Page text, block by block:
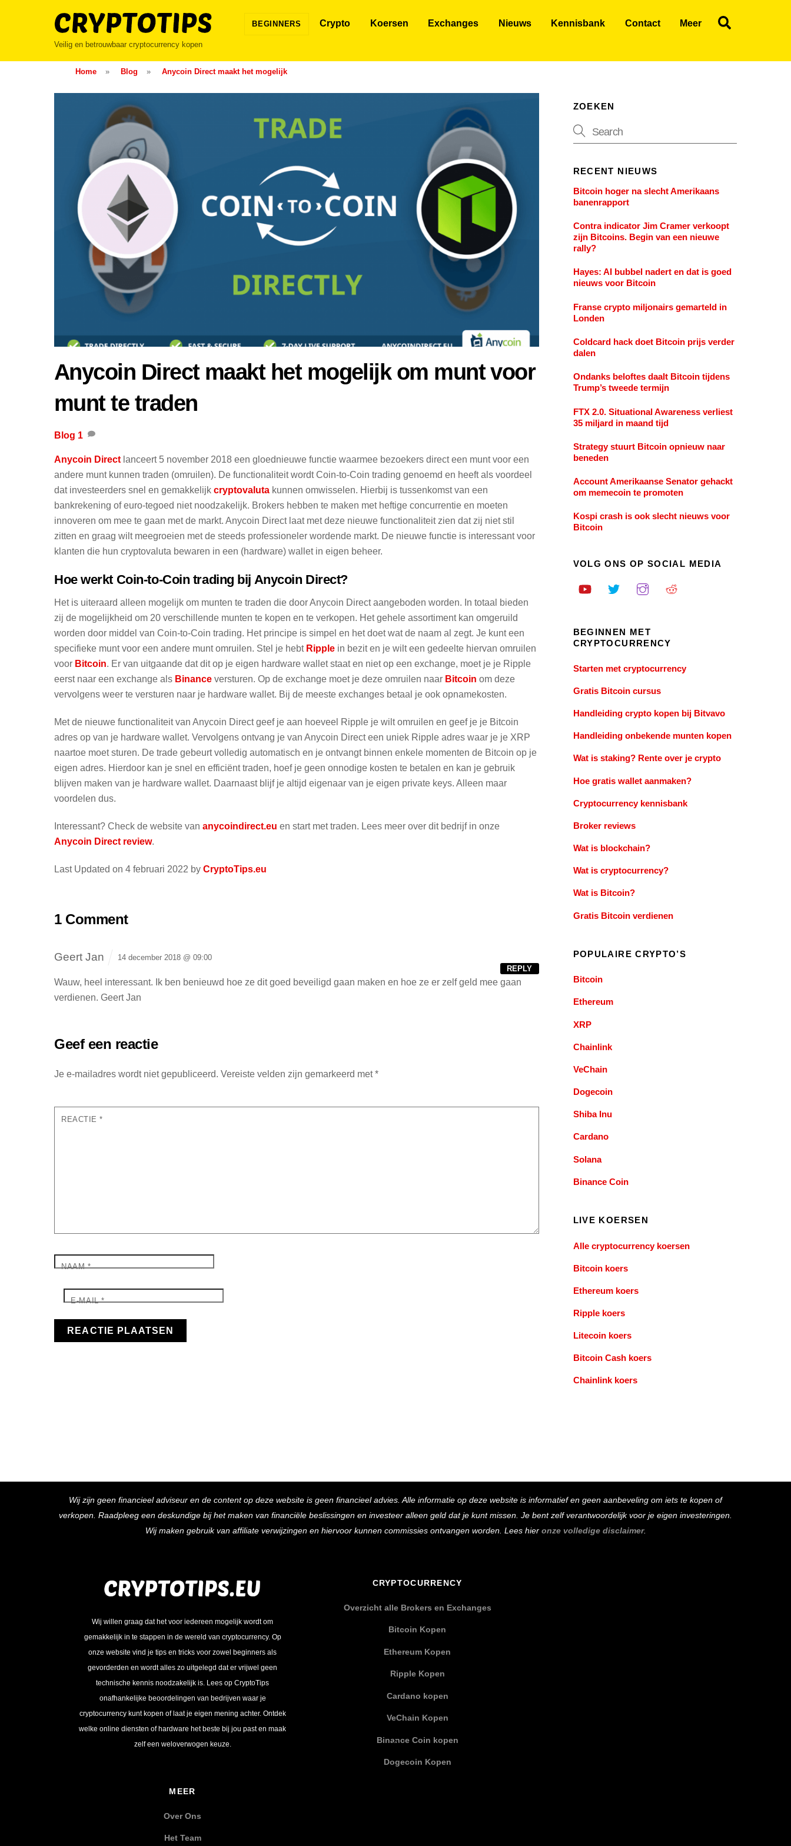
Veilig en betrouwbaar cryptocurrency kopen
BEGINNERS Crypto Koersen Exchanges Nieuws Kennisbank Contact Meer
Home » Blog » Anycoin Direct maakt het mogelijk
Anycoin Direct maakt het mogelijk om munt voor
munt te traden
Blog 1
Last Updated on 4 februari 2022 by CryptoTips.eu
Anycoin Direct lanceert 5 november 2018 een gloednieuwe functie waarmee bezoekers direct een munt voor een
andere munt kunnen traden (omruilen). De functionaliteit wordt Coin-to-Coin trading genoemd en heeft als voordeel
dat investeerders snel en gemakkelijk cryptovaluta kunnen omwisselen. Hierbij is tussenkomst van een
bankrekening of euro-tegoed niet noodzakelijk. Brokers hebben te maken met heftige concurrentie en moeten
innoveren om mee te gaan met de markt. Anycoin Direct laat met deze nieuwe functionaliteit zien dat zij niet stil
zitten en graag wilt meegroeien met de steeds professioneler wordende markt. De nieuwe functie is interessant voor
klanten die hun cryptovaluta bewaren in een (hardware) wallet in eigen beheer.
Hoe werkt Coin-to-Coin trading bij Anycoin Direct?
Het is uiteraard alleen mogelijk om munten te traden die door Anycoin Direct aangeboden worden. In totaal bieden
zij de mogelijkheid om 20 verschillende munten te kopen en te verkopen. Het gehele assortiment kan omgeruild
worden door middel van Coin-to-Coin trading. Het principe is simpel en het doet wat de naam al zegt. Je kunt een
specifieke munt voor een andere munt omruilen. Stel je hebt Ripple in bezit en je wilt een gedeelte hiervan omruilen
voor Bitcoin. Er van uitgaande dat dit op je eigen hardware wallet staat en niet op een exchange, moet je je Ripple
eerst naar een exchange als Binance versturen. Op de exchange moet je deze omruilen naar Bitcoin om deze
vervolgens weer te versturen naar je hardware wallet. Bij de meeste exchanges betaal je ook opnamekosten.
Met de nieuwe functionaliteit van Anycoin Direct geef je aan hoeveel Ripple je wilt omruilen en geef je je Bitcoin
adres op van je hardware wallet. Vervolgens ontvang je van Anycoin Direct een uniek Ripple adres waar je je XRP
naartoe moet sturen. De trade gebeurt volledig automatisch en je ontvangt binnen enkele momenten de Bitcoin op je
eigen adres. Hierdoor kan je snel en efficiënt traden, hoef je geen onnodige kosten te betalen en kan je gebruik
blijven maken van je hardware wallet. Daarnaast blijf je altijd eigenaar van je eigen private keys. Alleen maar
voordelen dus.
Interessant? Check de website van anycoindirect.eu en start met traden. Lees meer over dit bedrijf in onze
Anycoin Direct review.
1 Comment
Geert Jan 14 december 2018 @ 09:00
Wauw, heel interessant. Ik ben benieuwd hoe ze dit goed beveiligd gaan maken en hoe ze er zelf geld mee gaan
verdienen. Geert Jan
REPLY
Geef een reactie
Je e-mailadres wordt niet gepubliceerd. Vereiste velden zijn gemarkeerd met*
REACTIE*
NAAM*
E-MAIL*
ZOEKEN
RECENT NIEUWS
Bitcoin hoger na slecht Amerikaans
banenrapport
Contra indicator Jim Cramer verkoopt
zijn Bitcoins. Begin van een nieuwe
rally?
Hayes: AI bubbel nadert en dat is goed
nieuws voor Bitcoin
Franse crypto miljonairs gemarteld in
Londen
Coldcard hack doet Bitcoin prijs verder
dalen
Ondanks beloftes daalt Bitcoin tijdens
Trump’s tweede termijn
FTX 2.0. Situational Awareness verliest
35 miljard in maand tijd
Strategy stuurt Bitcoin opnieuw naar
beneden
Account Amerikaanse Senator gehackt
om memecoin te promoten
Kospi crash is ook slecht nieuws voor
Bitcoin
VOLG ONS OP SOCIAL MEDIA
BEGINNEN MET
CRYPTOCURRENCY
Starten met cryptocurrency
Gratis Bitcoin cursus
Handleiding crypto kopen bij Bitvavo
Handleiding onbekende munten kopen
Wat is staking? Rente over je crypto
Hoe gratis wallet aanmaken?
Cryptocurrency kennisbank
Broker reviews
Wat is blockchain?
Wat is cryptocurrency?
Wat is Bitcoin?
Gratis Bitcoin verdienen
POPULAIRE CRYPTO’S
Bitcoin
Ethereum
XRP
Chainlink
VeChain
Dogecoin
Shiba Inu
Cardano
Solana
Binance Coin
LIVE KOERSEN
Alle cryptocurrency koersen
Bitcoin koers
Ethereum koers
Ripple koers
Litecoin koers
Bitcoin Cash koers
Chainlink koers
To
Top
Wij zijn geen financieel adviseur en de content op deze website is geen financieel advies. Alle informatie op deze website is informatief en geen aanbeveling om iets te kopen of
verkopen. Raadpleeg een deskundige bij het maken van financiële beslissingen en investeer alleen geld dat je kunt missen. Je bent zelf verantwoordelijk voor je eigen investeringen.
Wij maken gebruik van affiliate verwijzingen en hiervoor kunnen commissies ontvangen worden. Lees hier onze volledige disclaimer.
Wij willen graag dat het voor iedereen mogelijk wordt om
gemakkelijk in te stappen in de wereld van cryptocurrency. Op
onze website vind je tips en tricks voor zowel beginners als
gevorderden en wordt alles zo uitgelegd dat er vrijwel geen
technische kennis noodzakelijk is. Lees op CryptoTips
onafhankelijke beoordelingen van bedrijven waar je
cryptocurrency kunt kopen of laat je eigen mening achter. Ontdek
welke online diensten of hardware het beste bij jou past en maak
zelf een weloverwogen keuze.
CRYPTOCURRENCY
Overzicht alle Brokers en Exchanges
Bitcoin Kopen
Ethereum Kopen
Ripple Kopen
Cardano kopen
VeChain Kopen
Binance Coin kopen
Dogecoin Kopen
MEER
Over Ons
Het Team